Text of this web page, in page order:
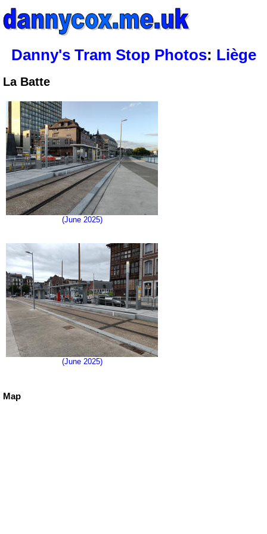
Danny's Tram Stop Photos: Liège
La Batte
(June 2025)
(June 2025)
Map